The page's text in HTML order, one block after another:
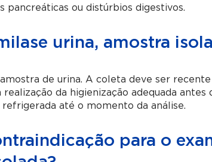
pancreáticas ou distúrbios digestivos.
urina, amostra
de urina. A coleta deve ser recente
da higienização adequada antes
até o momento da análise.
para o